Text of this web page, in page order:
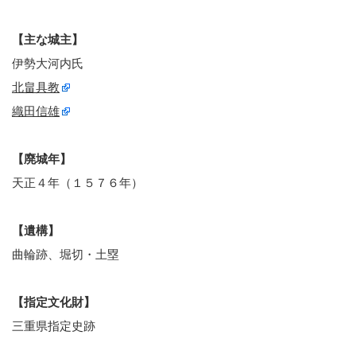
【主な城主】
伊勢大河内氏
北畠具教
織田信雄
【廃城年】
天正４年（１５７６年）
【遺構】
曲輪跡、堀切・土塁
【指定文化財】
三重県指定史跡